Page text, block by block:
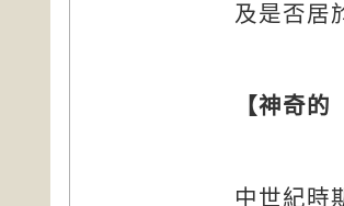
及是否居
【神奇
中世紀時